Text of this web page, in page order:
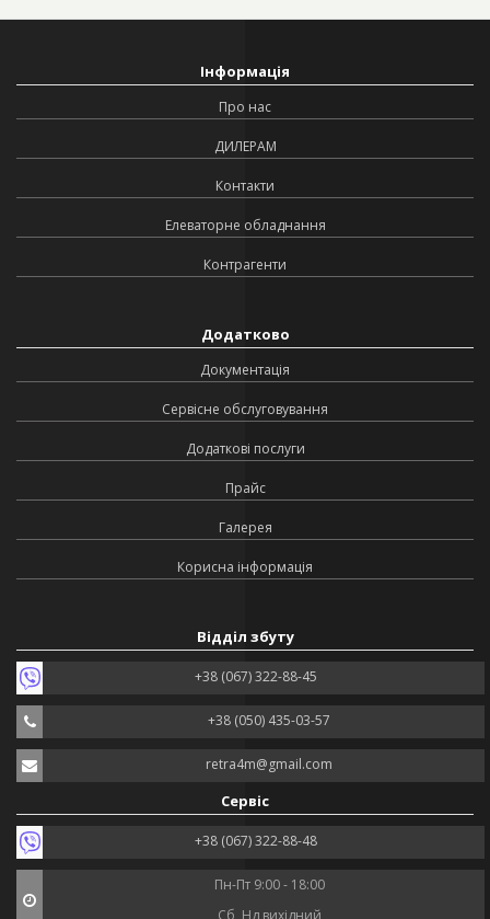
Інформація
Про нас
ДИЛЕРАМ
Контакти
Елеваторне обладнання
Контрагенти
Додатково
Документація
Сервісне обслуговування
Додаткові послуги
Прайс
Галерея
Корисна інформація
Відділ збуту
+38 (067) 322-88-45
+38 (050) 435-03-57
retra4m@gmail.com
Сервіс
+38 (067) 322-88-48
Пн-Пт 9:00 - 18:00
Сб, Нд вихідний